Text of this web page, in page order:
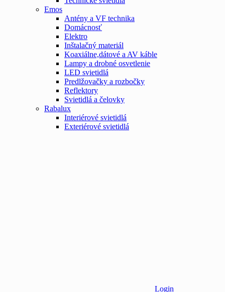
Emos
Antény a VF technika
Domácnosť
Elektro
Inštalačný materiál
Koaxiálne,dátové a AV káble
Lampy a drobné osvetlenie
LED svietidlá
Predlžovačky a rozbočky
Reflektory
Svietidlá a čelovky
Rabalux
Interiérové svietidlá
Exteriérové svietidlá
Login